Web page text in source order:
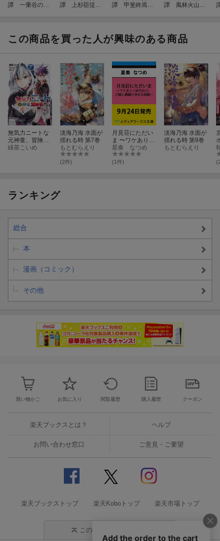
譚 一乗谷の残
譚 上杉臣従
譚 甲斐終焉
譚 風林火山
この商品を買った人が興味のある商品
無気力ニートな
元神童、冒険者
になる 7
緑茶こいめ
淡海乃海 水面が
揺れる時 第7巻
もとむらえり
(2件)
月見荘にただい
ま 〜ワケあり三
世代女子、ご縁
に感謝の幸せな
旅路〜
星奏 なつめ
(1件)
淡海乃海 水面が
揺れる時 第9巻
もとむらえり
ランキング
総合
本
漫画（コミック）
その他
買い物かご お気に入り 閲覧履歴 購入履歴 クーポン
楽天ブックスとは？ ヘルプ
お問い合わせ窓口 ご意見・ご要望
楽天ブックストップ 楽天Koboトップ 楽天市場トップ
このページの先頭に戻る